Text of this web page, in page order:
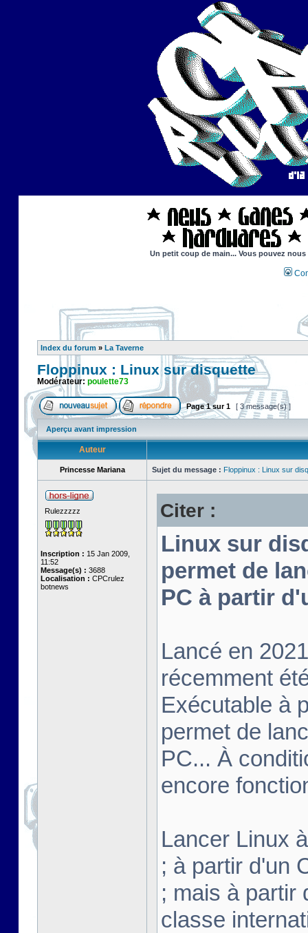
Un petit coup de main... Vous pouvez
Index du forum » La Taverne
Floppinux : Linux sur disquette
Modérateur: poulette73
Page1sur1 [ 3 message(s) ]
Aperçu avant impression
Auteur
Princesse Mariana Sujet du message : Floppinux : Linux sur
Rulezzzzz
Inscription : 15 Jan 2009,
11:52
Message(s) : 3688
Localisation : CPCrulez
botnews
Citer :
Linux sur
permet de
PC à partir
Lancé en
récemment
Exécutable à
permet de
PC... À
encore
Lancer Linux
; à partir d'un
; mais à partir
classe